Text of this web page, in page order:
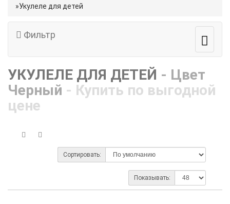
Укулеле для детей
Фильтр
УКУЛЕЛЕ ДЛЯ ДЕТЕЙ - Цвет
Черный - Купить по выгодной
цене
Сортировать:
Показывать: